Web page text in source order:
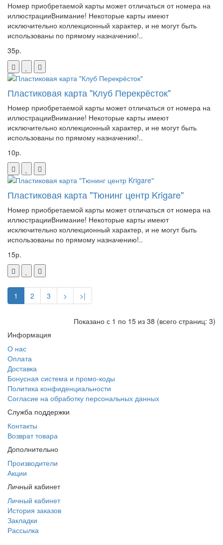
Номер приобретаемой карты может отличаться от номера на
иллюстрацииВнимание! Некоторые карты имеют
исключительно коллекционный характер, и не могут быть
использованы по прямому назначению!..
35р.
Пластиковая карта "Клуб Перекрёсток"
Номер приобретаемой карты может отличаться от номера на
иллюстрацииВнимание! Некоторые карты имеют
исключительно коллекционный характер, и не могут быть
использованы по прямому назначению!..
10р.
Пластиковая карта "Тюнинг центр Krigare"
Номер приобретаемой карты может отличаться от номера на
иллюстрацииВнимание! Некоторые карты имеют
исключительно коллекционный характер, и не могут быть
использованы по прямому назначению!..
15р.
1 2 3 > >|
Показано с 1 по 15 из 38 (всего страниц: 3)
Информация
О нас
Оплата
Доставка
Бонусная система и промо-коды
Политика конфиденциальности
Согласие на обработку персональных данных
Служба поддержки
Контакты
Возврат товара
Дополнительно
Производители
Акции
Личный кабинет
Личный кабинет
История заказов
Закладки
Рассылка